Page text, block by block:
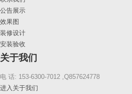
公告展示
效果图
装修设计
安装验收
关于我们
电 话: 153-6300-7012 ,Q857624778
进入关于我们